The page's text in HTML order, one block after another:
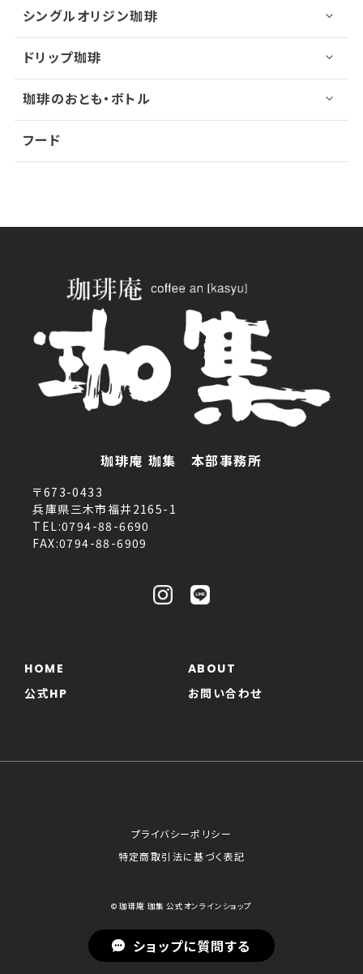
シングルオリジン珈琲
ドリップ珈琲
珈琲のおとも・ボトル
フード
珈琲庵 珈集 本部事務所
〒673-0433
兵庫県三木市福井2165-1
TEL:0794-88-6690
FAX:0794-88-6909
HOME
ABOUT
公式HP
お問い合わせ
プライバシーポリシー
特定商取引法に基づく表記
© 珈琲庵 珈集 公式オンラインショップ
ショップに質問する